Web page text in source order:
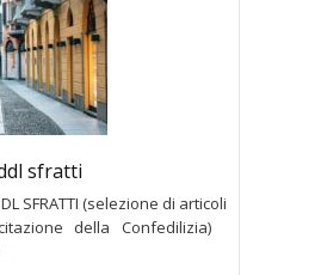
sfratti
SFRATTI (selezione di articoli
della Confedilizia)